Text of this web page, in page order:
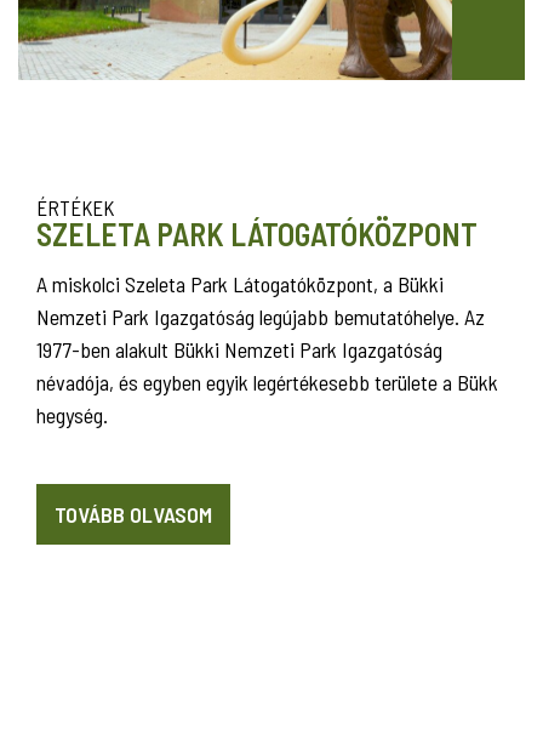
ÉRTÉKEK
SZELETA PARK LÁTOGATÓKÖZPONT
A miskolci Szeleta Park Látogatóközpont, a Bükki
Nemzeti Park Igazgatóság legújabb bemutatóhelye. Az
1977-ben alakult Bükki Nemzeti Park Igazgatóság
névadója, és egyben egyik legértékesebb területe a Bükk
hegység.
TOVÁBB OLVASOM